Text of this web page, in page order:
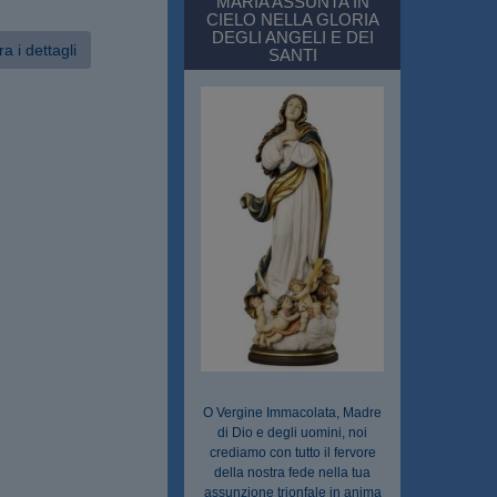
i dettagli
CIELO NELLA GLORIA
DEGLI ANGELI E DEI
SANTI
O Vergine Immacolata, Madre
di Dio e degli uomini, noi
crediamo con tutto il fervore
della nostra fede nella tua
assunzione trionfale in anima